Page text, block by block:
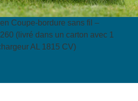
Coupe-bordure sans fil –
(livré dans un carton avec 1
AL 1815 CV)